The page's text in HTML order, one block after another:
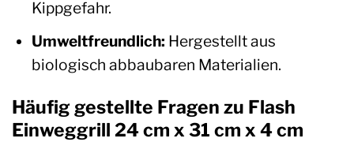
Kippgefahr.
Umweltfreundlich: Hergestellt aus
biologisch abbaubaren Materialien.
Häufig gestellte Fragen zu Flash
Einweggrill 24 cm x 31 cm x 4 cm